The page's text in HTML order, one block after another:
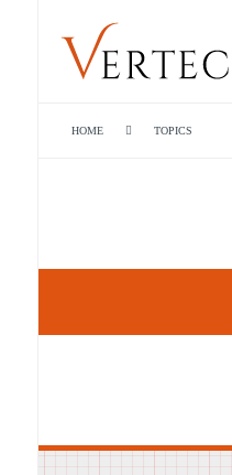
HOME TOPICS